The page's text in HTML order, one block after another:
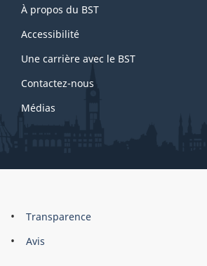
this
site
À propos du BST
Accessibilité
Une carrière avec le BST
Contactez-nous
Médias
About
this
Brand
Transparence
Avis